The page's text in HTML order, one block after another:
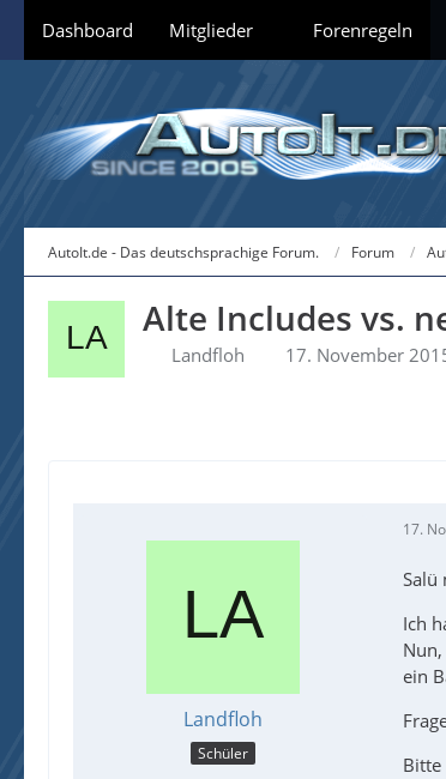
Dashboard Mitglieder Forenregeln
AutoIt.de - Das deutschsprachige Forum. Forum
Alte Includes vs.
Landfloh 17. November
Landfloh
Schüler
17.
Salü
Ich
ein
Bitte